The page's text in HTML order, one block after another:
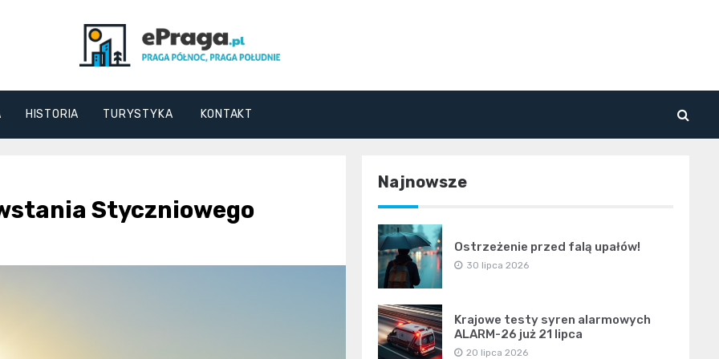
ePraga.pl
HISTORIA TURYSTYKA KONTAKT
Styczniowego
Najnowsze
Ostrzeżenie przed falą upałów!
30 lipca 2026
Krajowe testy syren alarmowych
ALARM-26 już 21 lipca
20 lipca 2026